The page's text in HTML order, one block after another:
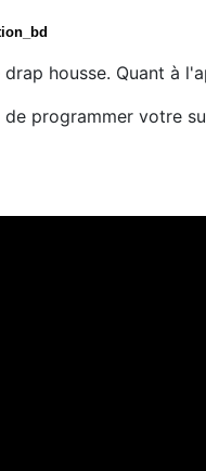
housse. Quant à
programmer votre